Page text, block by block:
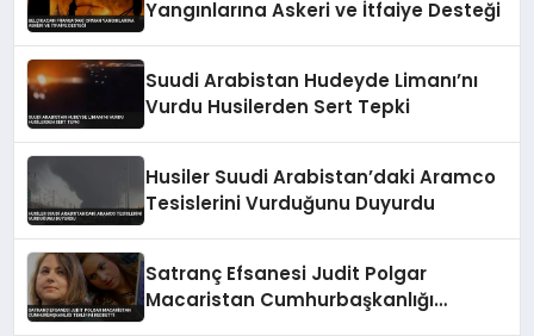
Yangınlarına Askeri ve İtfaiye Desteği
Suudi Arabistan Hudeyde Limanı’nı
Vurdu Husilerden Sert Tepki
Husiler Suudi Arabistan’daki Aramco
Tesislerini Vurduğunu Duyurdu
Satranç Efsanesi Judit Polgar
Macaristan Cumhurbaşkanlığı